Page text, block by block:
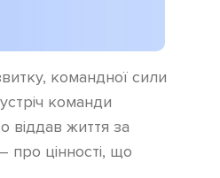
командної сили
команди
віддав життя за
про цінності, що